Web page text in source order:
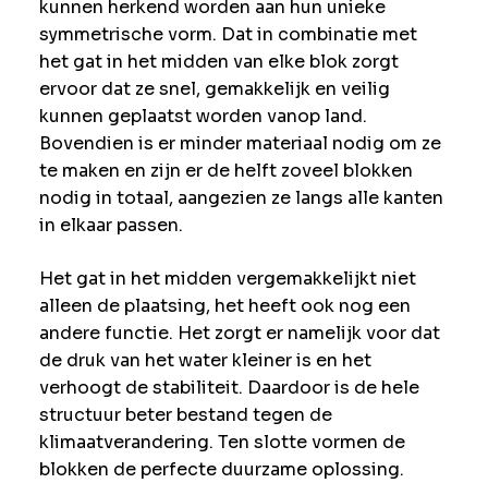
kunnen herkend worden aan hun unieke
symmetrische vorm. Dat in combinatie met
het gat in het midden van elke blok zorgt
ervoor dat ze snel, gemakkelijk en veilig
kunnen geplaatst worden vanop land.
Bovendien is er minder materiaal nodig om ze
te maken en zijn er de helft zoveel blokken
nodig in totaal, aangezien ze langs alle kanten
in elkaar passen.
Het gat in het midden vergemakkelijkt niet
alleen de plaatsing, het heeft ook nog een
andere functie. Het zorgt er namelijk voor dat
de druk van het water kleiner is en het
verhoogt de stabiliteit. Daardoor is de hele
structuur beter bestand tegen de
klimaatverandering. Ten slotte vormen de
blokken de perfecte duurzame oplossing.